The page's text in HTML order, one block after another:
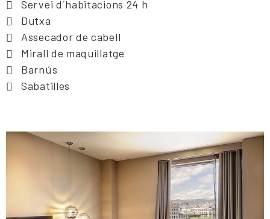
Servei d´habitacions 24 h
Dutxa
Assecador de cabell
Mirall de maquillatge
Barnús
Sabatilles